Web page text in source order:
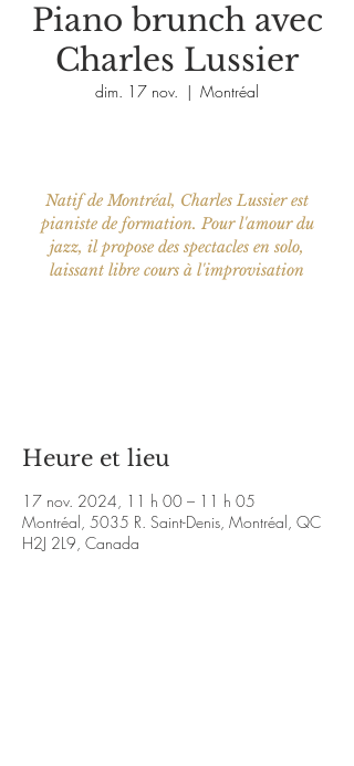
Piano brunch avec
Charles Lussier
dim. 17 nov.
  |
Montréal
Natif de Montréal, Charles Lussier est
pianiste de formation. Pour l'amour du
jazz, il propose des spectacles en solo,
laissant libre cours à l'improvisation
Heure et lieu
17 nov. 2024, 11 h 00 – 11 h 05
Montréal, 5035 R. Saint-Denis, Montréal, QC
H2J 2L9, Canada